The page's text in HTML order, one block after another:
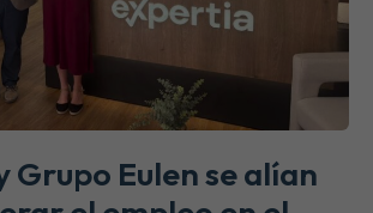
Grupo Eulen se alían